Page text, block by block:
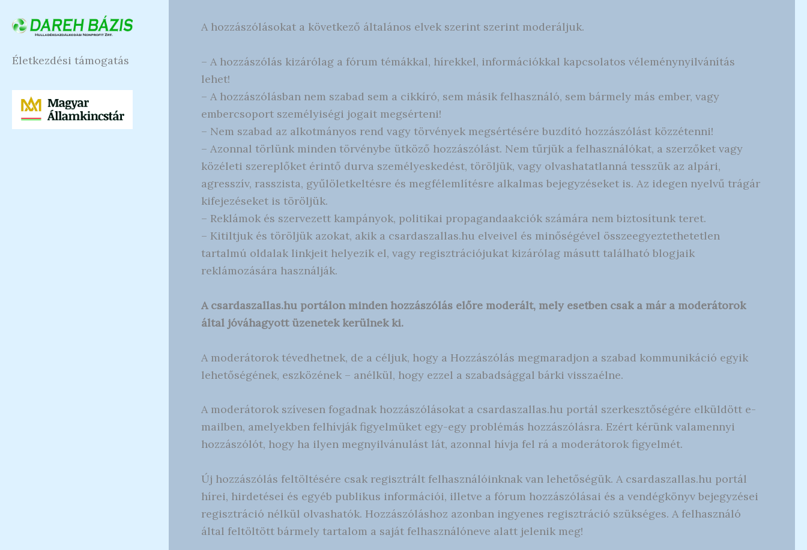
Életkezdési támogatás
A hozzászólásokat a következő általános elvek szerint szerint moderáljuk.
– A hozzászólás kizárólag a fórum témákkal, hírekkel, információkkal kapcsolatos véleménynyilvánítás
lehet!
– A hozzászólásban nem szabad sem a cikkíró, sem másik felhasználó, sem bármely más ember, vagy
embercsoport személyiségi jogait megsérteni!
– Nem szabad az alkotmányos rend vagy törvények megsértésére buzdító hozzászólást közzétenni!
– Azonnal törlünk minden törvénybe ütköző hozzászólást. Nem tűrjük a felhasználókat, a szerzőket vagy
közéleti szereplőket érintő durva személyeskedést, töröljük, vagy olvashatatlanná tesszük az alpári,
agresszív, rasszista, gyűlöletkeltésre és megfélemlítésre alkalmas bejegyzéseket is. Az idegen nyelvű trágár
kifejezéseket is töröljük.
– Reklámok és szervezett kampányok, politikai propagandaakciók számára nem biztosítunk teret.
– Kitiltjuk és töröljük azokat, akik a csardaszallas.hu elveivel és minőségével összeegyeztethetetlen
tartalmú oldalak linkjeit helyezik el, vagy regisztrációjukat kizárólag másutt található blogjaik
reklámozására használják.
A csardaszallas.hu portálon minden hozzászólás előre moderált, mely esetben csak a már a moderátorok
által jóváhagyott üzenetek kerülnek ki.
A moderátorok tévedhetnek, de a céljuk, hogy a Hozzászólás megmaradjon a szabad kommunikáció egyik
lehetőségének, eszközének – anélkül, hogy ezzel a szabadsággal bárki visszaélne.
A moderátorok szívesen fogadnak hozzászólásokat a csardaszallas.hu portál szerkesztőségére elküldött e-
mailben, amelyekben felhívják figyelmüket egy-egy problémás hozzászólásra. Ezért kérünk valamennyi
hozzászólót, hogy ha ilyen megnyilvánulást lát, azonnal hívja fel rá a moderátorok figyelmét.
Új hozzászólás feltöltésére csak regisztrált felhasználóinknak van lehetőségük. A csardaszallas.hu portál
hírei, hirdetései és egyéb publikus információi, illetve a fórum hozzászólásai és a vendégkönyv bejegyzései
regisztráció nélkül olvashatók. Hozzászóláshoz azonban ingyenes regisztráció szükséges. A felhasználó
által feltöltött bármely tartalom a saját felhasználóneve alatt jelenik meg!